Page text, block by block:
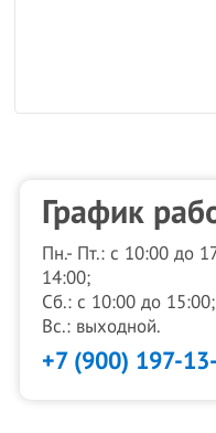
График
Пн.- Пт.: с 10:00 до
14:00;
Сб.: с 10:00 до 15:00;
Вс.: выходной.
+7 (900) 197-